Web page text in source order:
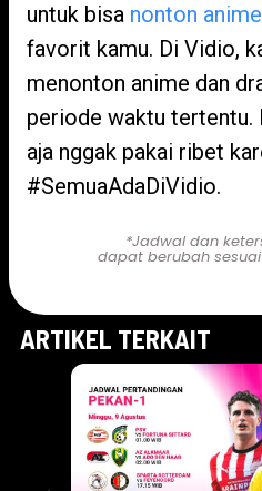
untuk bisa nonton
favorit kamu. Di Vidio,
menonton anime dan
periode waktu tertentu.
aja nggak pakai ribet
#SemuaAdaDiVidio.
*Jadwal dan
dapat berubah
ARTIKEL TERKAIT